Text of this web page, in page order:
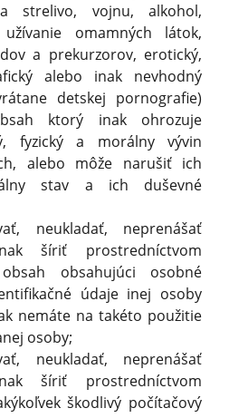
strelivo, vojnu, alkohol,
užívanie omamných látok,
a prekurzorov, erotický,
alebo inak nevhodný
detskej pornografie)
ktorý inak ohrozuje
fyzický a morálny vývin
alebo môže narušiť ich
stav a ich duševné
neukladať, neprenášať
šíriť prostredníctvom
obsahujúci osobné
údaje inej osoby
nemáte na takéto použitie
osoby;
neukladať, neprenášať
šíriť prostredníctvom
škodlivý počítačový